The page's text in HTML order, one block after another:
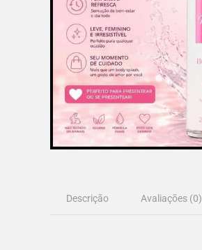
Descrição Avaliações (0)